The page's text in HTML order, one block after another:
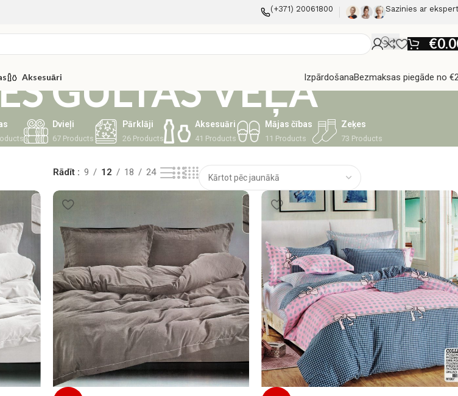
(+371) 20061800 Sazinies ar
€
Aksesuāri IzpārdošanaBezmaksas piegāde no
GULTAS VEĻA
Dvieļi
67 Products
Pārklāji
26 Products
Aksesuāri
41 Products
Mājas čības
11 Products
Zeķes
73 Products
Rādīt 9 12 18 24